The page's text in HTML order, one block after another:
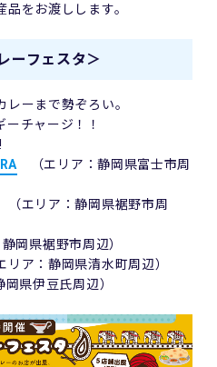
をお渡しします。
ーフェスタ＞
ーまで勢ぞろい。
チャージ！！
（エリア：静岡県富士市周
（エリア：静岡県裾野市周
岡県裾野市周辺）
ア：静岡県清水町周辺）
県伊豆氏周辺）